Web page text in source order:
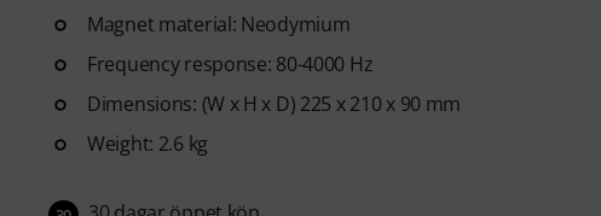
Magnet material: Neodymium
Frequency response: 80-4000 Hz
Dimensions: (W x H x D) 225 x 210 x 90 mm
Weight: 2.6 kg